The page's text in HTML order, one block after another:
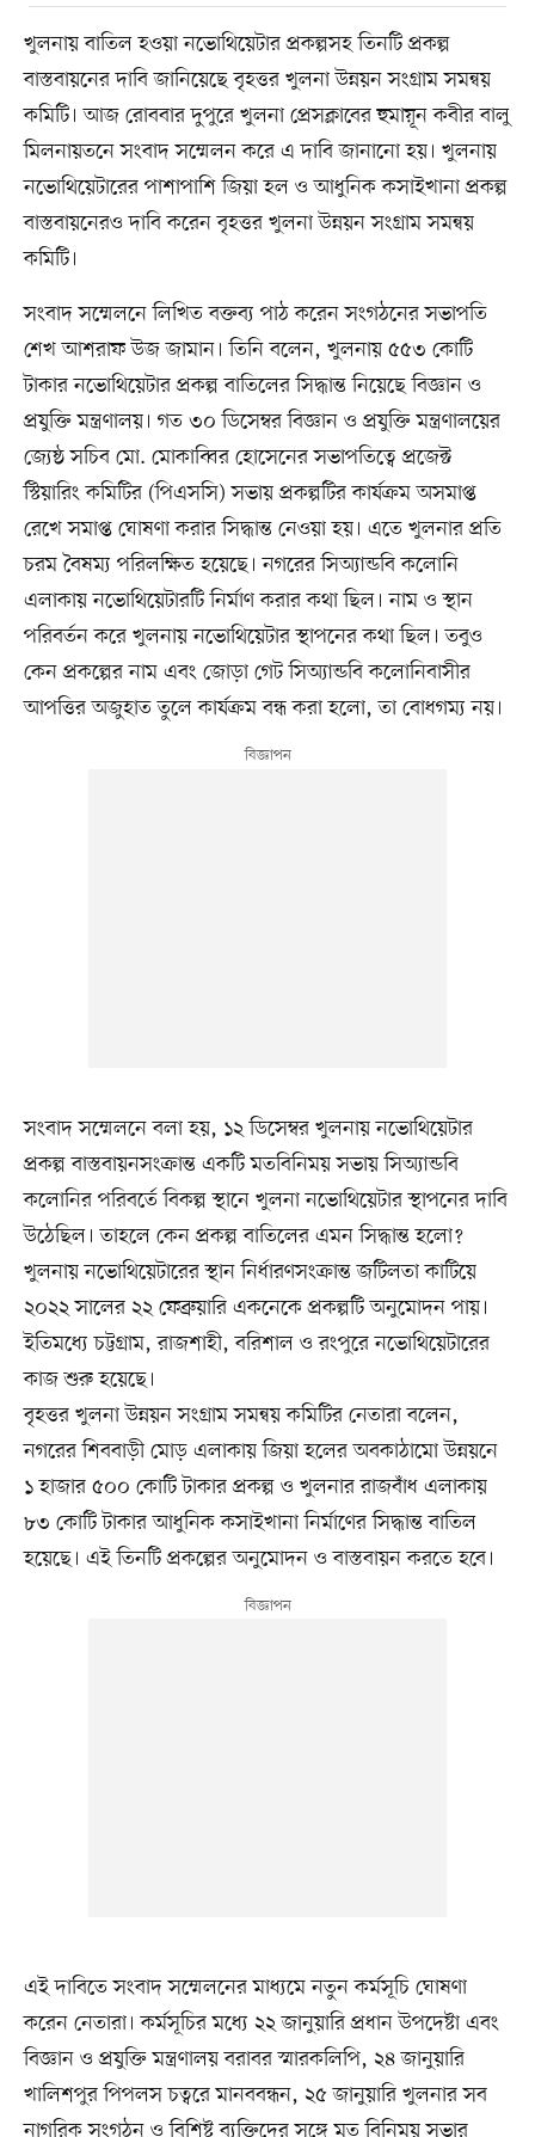
খুলনায় বাতিল হওয়া নভোথিয়েটার প্রকল্পসহ তিনটি প্রকল্প
বাস্তবায়নের দাবি জানিয়েছে বৃহত্তর খুলনা উন্নয়ন সংগ্রাম সমন্বয়
কমিটি। আজ রোববার দুপুরে খুলনা প্রেসক্লাবের হুমায়ূন কবীর বালু
মিলনায়তনে সংবাদ সম্মেলন করে এ দাবি জানানো হয়। খুলনায়
নভোথিয়েটারের পাশাপাশি জিয়া হল ও আধুনিক কসাইখানা প্রকল্প
বাস্তবায়নেরও দাবি করেন বৃহত্তর খুলনা উন্নয়ন সংগ্রাম সমন্বয়
কমিটি।
সংবাদ সম্মেলনে লিখিত বক্তব্য পাঠ করেন সংগঠনের সভাপতি
শেখ আশরাফ উজ জামান। তিনি বলেন, খুলনায় ৫৫৩ কোটি
টাকার নভোথিয়েটার প্রকল্প বাতিলের সিদ্ধান্ত নিয়েছে বিজ্ঞান ও
প্রযুক্তি মন্ত্রণালয়। গত ৩০ ডিসেম্বর বিজ্ঞান ও প্রযুক্তি মন্ত্রণালয়ের
জ্যেষ্ঠ সচিব মো. মোকাব্বির হোসেনের সভাপতিত্বে প্রজেক্ট
স্টিয়ারিং কমিটির (পিএসসি) সভায় প্রকল্পটির কার্যক্রম অসমাপ্ত
রেখে সমাপ্ত ঘোষণা করার সিদ্ধান্ত নেওয়া হয়। এতে খুলনার প্রতি
চরম বৈষম্য পরিলক্ষিত হয়েছে। নগরের সিঅ্যান্ডবি কলোনি
এলাকায় নভোথিয়েটারটি নির্মাণ করার কথা ছিল। নাম ও স্থান
পরিবর্তন করে খুলনায় নভোথিয়েটার স্থাপনের কথা ছিল। তবুও
কেন প্রকল্পের নাম এবং জোড়া গেট সিঅ্যান্ডবি কলোনিবাসীর
আপত্তির অজুহাত তুলে কার্যক্রম বন্ধ করা হলো, তা বোধগম্য নয়।
সংবাদ সম্মেলনে বলা হয়, ১২ ডিসেম্বর খুলনায় নভোথিয়েটার
প্রকল্প বাস্তবায়নসংক্রান্ত একটি মতবিনিময় সভায় সিঅ্যান্ডবি
কলোনির পরিবর্তে বিকল্প স্থানে খুলনা নভোথিয়েটার স্থাপনের দাবি
উঠেছিল। তাহলে কেন প্রকল্প বাতিলের এমন সিদ্ধান্ত হলো?
খুলনায় নভোথিয়েটারের স্থান নির্ধারণসংক্রান্ত জটিলতা কাটিয়ে
২০২২ সালের ২২ ফেব্রুয়ারি একনেকে প্রকল্পটি অনুমোদন পায়।
ইতিমধ্যে চট্টগ্রাম, রাজশাহী, বরিশাল ও রংপুরে নভোথিয়েটারের
কাজ শুরু হয়েছে।
বৃহত্তর খুলনা উন্নয়ন সংগ্রাম সমন্বয় কমিটির নেতারা বলেন,
নগরের শিববাড়ী মোড় এলাকায় জিয়া হলের অবকাঠামো উন্নয়নে
১ হাজার ৫০০ কোটি টাকার প্রকল্প ও খুলনার রাজবাঁধ এলাকায়
৮৩ কোটি টাকার আধুনিক কসাইখানা নির্মাণের সিদ্ধান্ত বাতিল
হয়েছে। এই তিনটি প্রকল্পের অনুমোদন ও বাস্তবায়ন করতে হবে।
এই দাবিতে সংবাদ সম্মেলনের মাধ্যমে নতুন কর্মসূচি ঘোষণা
করেন নেতারা। কর্মসূচির মধ্যে ২২ জানুয়ারি প্রধান উপদেষ্টা এবং
বিজ্ঞান ও প্রযুক্তি মন্ত্রণালয় বরাবর স্মারকলিপি, ২৪ জানুয়ারি
খালিশপুর পিপলস চত্বরে মানববন্ধন, ২৫ জানুয়ারি খুলনার সব